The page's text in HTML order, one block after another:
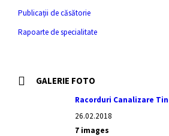
Publicații de căsătorie
Rapoarte de specialitate
GALERIE FOTO
Racorduri Canalizare
26.02.2018
7 images